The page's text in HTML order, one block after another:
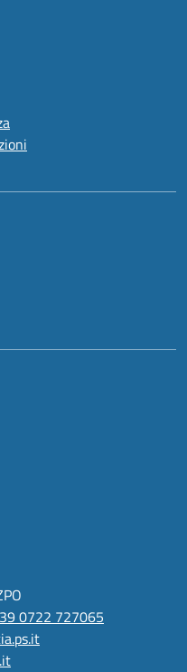
0722 727065